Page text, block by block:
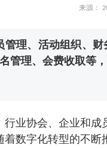
来源：
管理、活动组织、
管理、会费收取等
业协会、企业和
数字化转型的不